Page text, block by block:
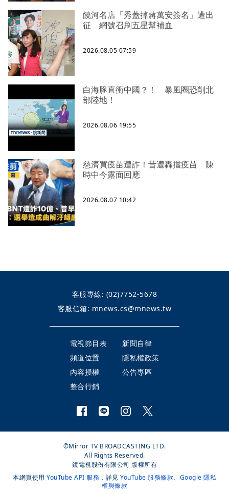
饒河名店「秀蓋掉蔣萬安簽名」遭出
征 網號召刷五星幫補血
2026.08.05 07:59
白海豚直衝中國？！ 暴風圈恐削北
部陸地！
2026.08.06 19:55
慈濟買疫苗遭詐！昔遭轟擋疫苗 陳
時中今露面回應
2026.08.07 10:42
客服專線: (02)7752-5678
客服信箱: mnews.cs@mnews.tw
電視節目表
新聞自律
頻道位置
隱私權政策
內容授權
公告專區
整合行銷
©Mirror TV BROADCASTING LTD.
All Rights Reserved.
鏡電視股份有限公司 版權所有
本網頁使用 YouTube API 服務 ，詳見 YouTube 服務條款、 Google 隱私
權與條款